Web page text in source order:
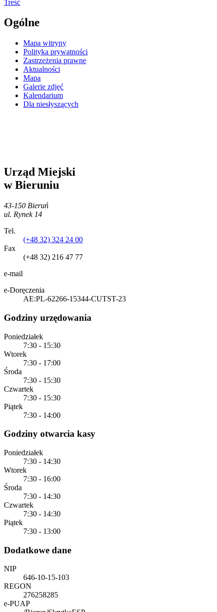
Treść
Ogólne
Mapa witryny
Polityka prywatności
Zastrzeżenia prawne
Aktualności
Mapa
Galerie zdjęć
Kalendarium
Dla niesłyszących
Urząd Miejski
w Bieruniu
43-150 Bieruń
ul. Rynek 14
Tel.
(+48 32) 324 24 00
Fax
(+48 32) 216 47 77
e-mail
e-Doręczenia
AE:PL-62266-15344-CUTST-23
Godziny urzędowania
Poniedziałek
7:30 - 15:30
Wtorek
7:30 - 17:00
Środa
7:30 - 15:30
Czwartek
7:30 - 15:30
Piątek
7:30 - 14:00
Godziny otwarcia kasy
Poniedziałek
7:30 - 14:30
Wtorek
7:30 - 16:00
Środa
7:30 - 14:30
Czwartek
7:30 - 14:30
Piątek
7:30 - 13:00
Dodatkowe dane
NIP
646-10-15-103
REGON
276258285
e-PUAP